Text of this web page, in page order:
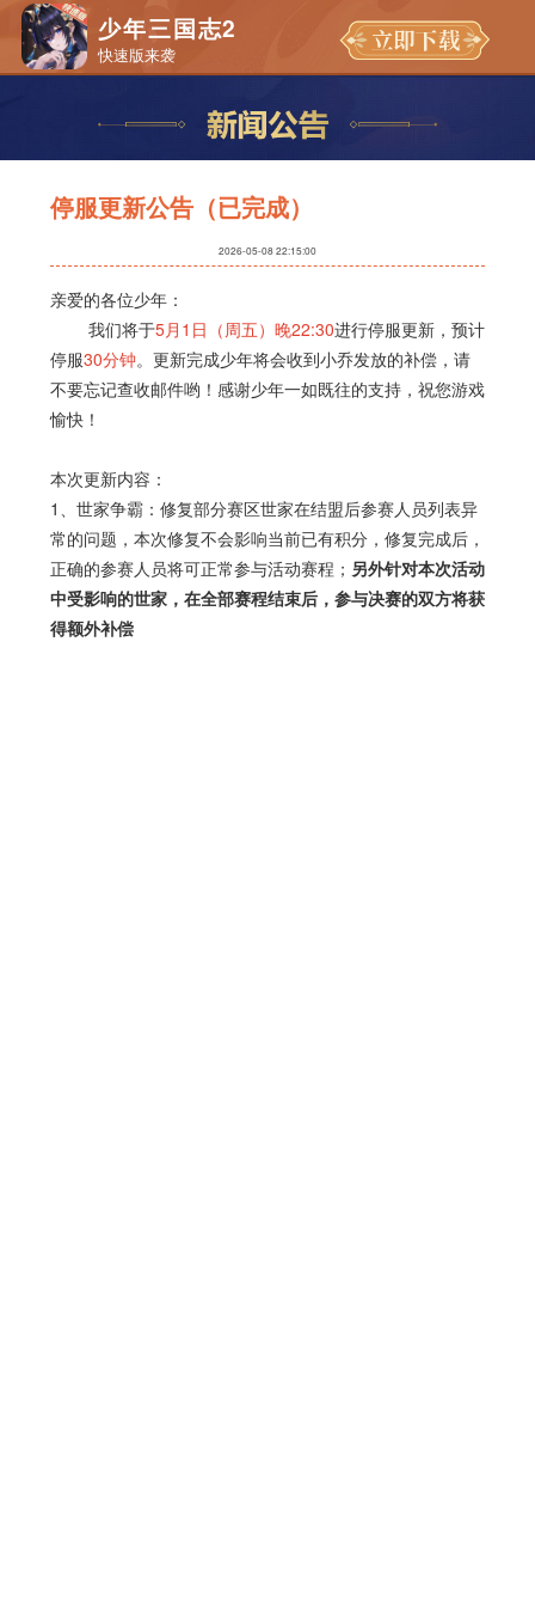
少年三国志2
快速版来袭
停服更新公告（已完成）
2026-05-08 22:15:00
亲爱的各位少年：
我们将于5月1日（周五）晚22:30进行停服更新，预计
停服30分钟。更新完成少年将会收到小乔发放的补偿，请
不要忘记查收邮件哟！感谢少年一如既往的支持，祝您游戏
愉快！
本次更新内容：
1、世家争霸：修复部分赛区世家在结盟后参赛人员列表异
常的问题，本次修复不会影响当前已有积分，修复完成后，
正确的参赛人员将可正常参与活动赛程； 另外针对本次活动
中受影响的世家，在全部赛程结束后，参与决赛的双方将获
得额外补偿